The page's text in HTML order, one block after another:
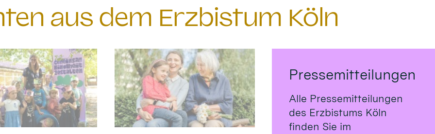
aus dem Erzbistum Köln
Pressemitteilungen
Alle Pressemitteilungen
des Erzbistums Köln
finden Sie im